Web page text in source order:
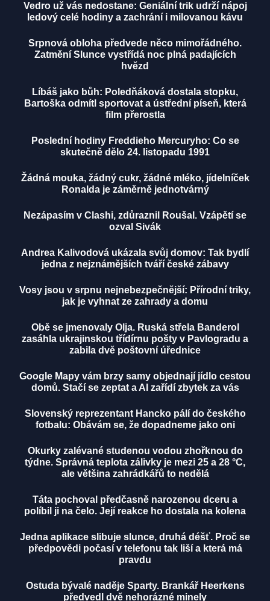
Vedro už vás nedostane: Geniální trik udrží nápoj
ledový celé hodiny a zachrání i milovanou kávu
Srpnová obloha předvede něco mimořádného.
Zatmění Slunce vystřídá noc plná padajících
hvězd
Líbáš jako bůh: Poledňáková dostala stopku,
Bartoška odmítl sportovat a ústřední píseň, která
film přerostla
Poslední hodiny Freddieho Mercuryho: Co se
skutečně dělo 24. listopadu 1991
Žádná mouka, žádný cukr, žádné mléko, jídelníček
Ronalda je záměrně jednotvárný
Nezápasím v Clashi, zdůraznil Roušal. Vzápětí se
ozval Sivák
Andrea Kalivodová ukázala svůj domov: Tak bydlí
jedna z nejznámějších tváří české zábavy
Vosy jsou v srpnu nejnebezpečnější: Přírodní triky,
jak je vyhnat ze zahrady a domu
Obě se jmenovaly Olja. Ruská střela Banderol
zasáhla ukrajinskou třídírnu pošty v Pavlogradu a
zabila dvě poštovní úřednice
Google Mapy vám brzy samy objednají jídlo cestou
domů. Stačí se zeptat a AI zařídí zbytek za vás
Slovenský reprezentant Hancko pálí do českého
fotbalu: Obávám se, že dopadneme jako oni
Okurky zalévané studenou vodou zhořknou do
týdne. Správná teplota zálivky je mezi 25 a 28 °C,
ale většina zahrádkářů to nedělá
Táta pochoval předčasně narozenou dceru a
políbil ji na čelo. Její reakce ho dostala na kolena
Jedna aplikace slibuje slunce, druhá déšť. Proč se
předpovědi počasí v telefonu tak liší a která má
pravdu
Ostuda bývalé naděje Sparty. Brankář Heerkens
předvedl dvě nehorázné minely